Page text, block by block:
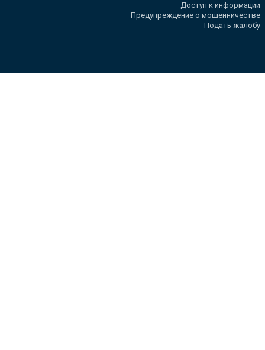
Доступ к информации
Предупреждение о мошенничестве
Подать жалобу